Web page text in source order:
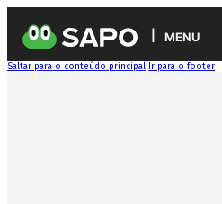
MENU
Saltar para o conteúdo principal Ir para o footer